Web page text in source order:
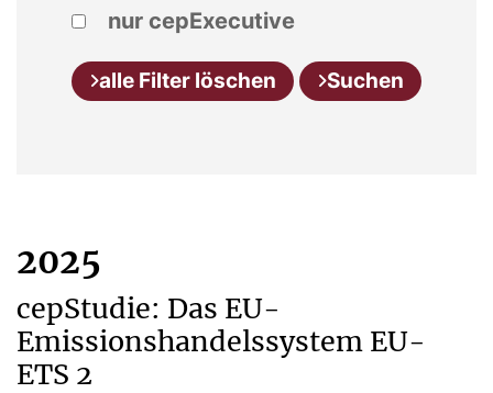
nur cepExecutive
alle Filter löschen Suchen
2025
cepStudie: Das EU-
Emissionshandelssystem EU-
ETS 2